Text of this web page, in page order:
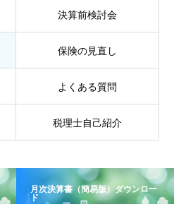
決算前検討会
保険の見直し
よくある質問
税理士自己紹介
月次決算書（簡易版）ダウンロー
ド